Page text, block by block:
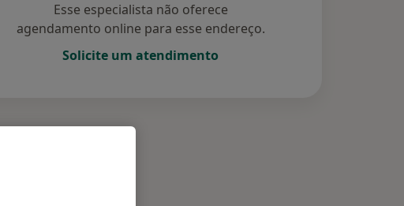
Esse especialista não oferece
agendamento online para esse endereço.
Solicite um atendimento